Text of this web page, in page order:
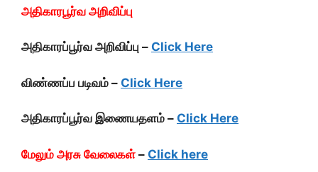
அதிகாரபூர்வ அறிவிப்பு
அதிகாரப்பூர்வ அறிவிப்பு – Click Here
விண்ணப்ப படிவம் – Click Here
அதிகாரப்பூர்வ இணையதளம் – Click Here
மேலும் அரசு வேலைகள் – Click here